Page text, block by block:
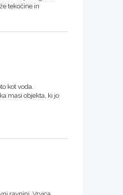
tekočine in
kot voda.
masi objekta, ki jo